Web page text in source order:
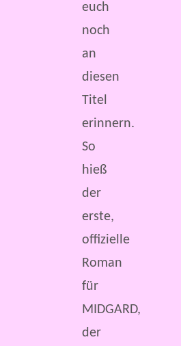
euch
noch
an
diesen
Titel
erinnern.
So
hieß
der
erste,
offizielle
Roman
für
MIDGARD,
der